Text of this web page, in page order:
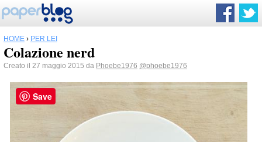
HOME › PER LEI
Colazione nerd
Creato il 27 maggio 2015 da Phoebe1976 @phoebe1976
Save